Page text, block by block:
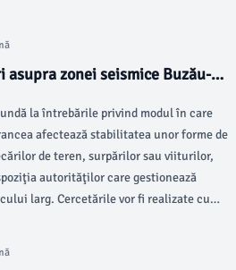
asupra zonei seismice Buzău-
la întrebările privind modul în care
afectează stabilitatea unor forme de
de teren, surpărilor sau viiturilor,
autorităţilor care gestionează
larg. Cercetările vor fi realizate cu